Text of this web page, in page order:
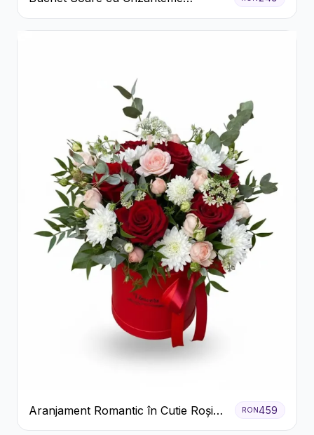
Galbene și Trandafiri Albi
Aranjament Romantic în Cutie Roșie
cu Trandafiri și Crizanteme
RON 459